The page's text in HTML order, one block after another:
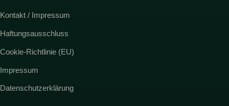
Kontakt / Impressum
Haftungsausschluss
Cookie-Richtlinie (EU)
Impressum
Datenschutzerklärung